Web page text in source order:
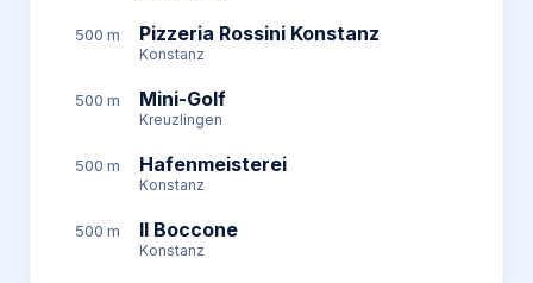
500 m Pizzeria Rossini Konstanz
Konstanz
500 m Mini-Golf
Kreuzlingen
500 m Hafenmeisterei
Konstanz
500 m Il Boccone
Konstanz